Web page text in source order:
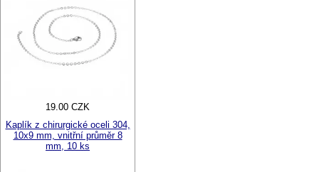
19.00 CZK
Kaplík z chirurgické oceli 304,
10x9 mm, vnitřní průměr 8
mm, 10 ks